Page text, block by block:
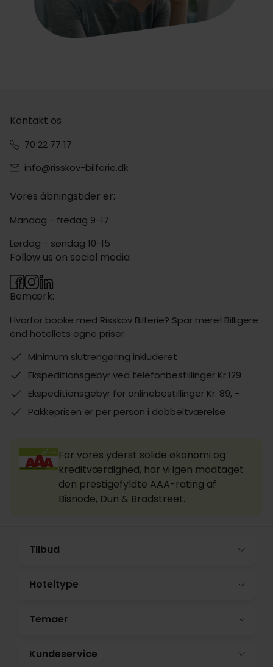
Kontakt os
70 22 77 17
info@risskov-bilferie.dk
Vores åbningstider er:
Mandag - fredag 9-17
Lørdag - søndag 10-15
Bemærk:
Hvorfor booke med Risskov Bilferie? Spar mere! Billigere
end hotellets egne priser
Minimum slutrengøring inkluderet
Ekspeditionsgebyr ved telefonbestillinger Kr.129
Ekspeditionsgebyr for onlinebestillinger Kr. 89, -
Pakkeprisen er per person i dobbeltværelse
Follow us on social media
For vores yderst solide økonomi og
kreditværdighed, har vi igen modtaget
den prestigefyldte AAA-rating af
Bisnode, Dun & Bradstreet.
Tilbud
Hoteltype
Temaer
Kundeservice